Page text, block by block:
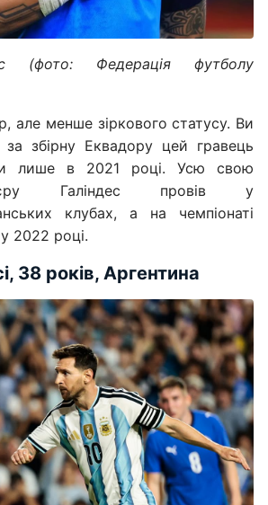
(фото: Федерація футболу
але менше зіркового статусу. Ви
за збірну Еквадору цей гравець
лише в 2021 році. Усю свою
Галіндес провів у
клубах, а на чемпіонаті
2022 році.
38 років, Аргентина